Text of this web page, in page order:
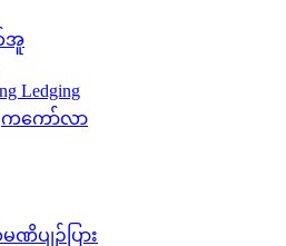
အူ
Ledging
ေကကော်လာ
ပျဉ်ပြား